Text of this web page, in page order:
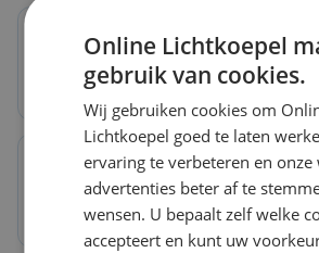
Voor woningen
Ideaal voor keuken, woonkamer, slaapkamer
OnlineLichtkoepel.nl kwaliteit
Direct van de fabriek, 10 jaar garantie
Online Lichtkoepel
gebruik van cookies.
Wij gebruiken cookies om
Lichtkoepel goed te laten
ervaring te verbeteren en onze
advertenties beter af te
wensen. U bepaalt zelf welke
accepteert en kunt uw